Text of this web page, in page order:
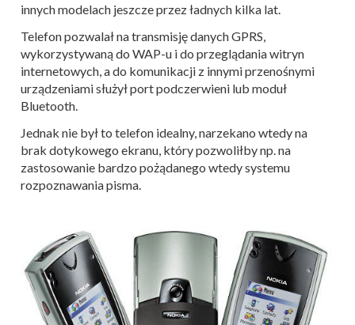
innych modelach jeszcze przez ładnych kilka lat.
Telefon pozwalał na transmisję danych GPRS,
wykorzystywaną do WAP-u i do przeglądania witryn
internetowych, a do komunikacji z innymi przenośnymi
urządzeniami służył port podczerwieni lub moduł
Bluetooth.
Jednak nie był to telefon idealny, narzekano wtedy na
brak dotykowego ekranu, który pozwoliłby np. na
zastosowanie bardzo pożądanego wtedy systemu
rozpoznawania pisma.